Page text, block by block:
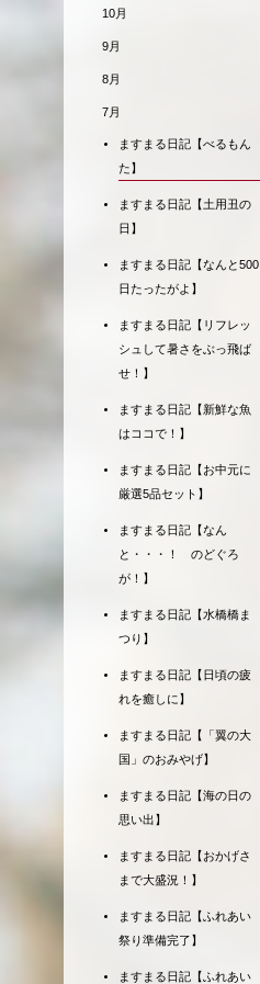
10月
9月
8月
7月
ますまる日記【べるもん
た】
ますまる日記【土用丑の
日】
ますまる日記【なんと500
日たったがよ】
ますまる日記【リフレッ
シュして暑さをぶっ飛ば
せ！】
ますまる日記【新鮮な魚
はココで！】
ますまる日記【お中元に
厳選5品セット】
ますまる日記【なん
と・・・！ のどぐろ
が！】
ますまる日記【水橋橋ま
つり】
ますまる日記【日頃の疲
れを癒しに】
ますまる日記【「翼の大
国」のおみやげ】
ますまる日記【海の日の
思い出】
ますまる日記【おかげさ
まで大盛況！】
ますまる日記【ふれあい
祭り準備完了】
ますまる日記【ふれあい